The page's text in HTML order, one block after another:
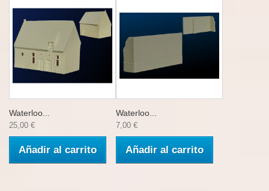
Waterloo...
25,00 €
Añadir al carrito
Waterloo...
7,00 €
Añadir al carrito